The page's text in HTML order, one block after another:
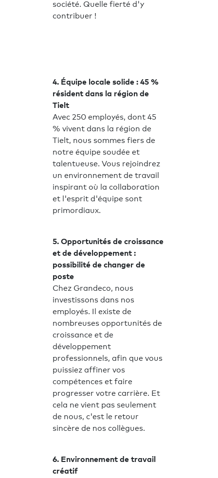
société. Quelle fierté d'y
contribuer !
4. Équipe locale solide : 45 %
résident dans la région de
Tielt
Avec 250 employés, dont 45
% vivent dans la région de
Tielt, nous sommes fiers de
notre équipe soudée et
talentueuse. Vous rejoindrez
un environnement de travail
inspirant où la collaboration
et l'esprit d'équipe sont
primordiaux.
5. Opportunités de croissance
et de développement :
possibilité de changer de
poste
Chez Grandeco, nous
investissons dans nos
employés. Il existe de
nombreuses opportunités de
croissance et de
développement
professionnels, afin que vous
puissiez affiner vos
compétences et faire
progresser votre carrière. Et
cela ne vient pas seulement
de nous, c'est le retour
sincère de nos collègues.
6. Environnement de travail
créatif